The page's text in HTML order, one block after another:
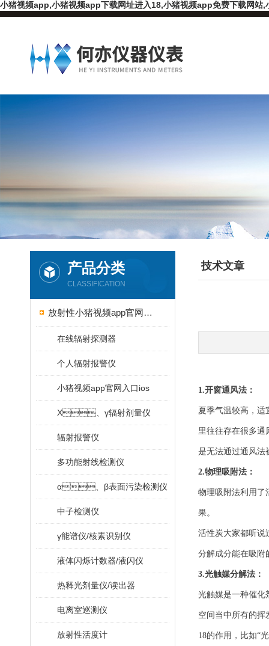
小猪视频app,小猪视频app下载网址进入18,小猪视频app免费下载网站
产品分类
CLASSIFICATION
放射性小猪视频app官网入口ios
在线辐射探测器
个人辐射报警仪
小猪视频app官网入口ios
X、γ辐射剂量仪
辐射报警仪
多功能射线检测仪
α、β表面污染检测仪
中子检测仪
γ能谱仪/核素识别仪
液体闪烁计数器/液闪仪
热释光剂量仪/读出器
电离室巡测仪
放射性活度计
技术文章
1.开窗通风法：
夏季气温较高，
里往往存在很多通
是无法通过通风法被
2.物理吸附法：
物理吸附法利用了
果。
活性炭大家都听说过
分解成分能在吸附
3.光触媒分解法：
光触媒是一种催化剂
空间当中所有的挥
18的作用，比